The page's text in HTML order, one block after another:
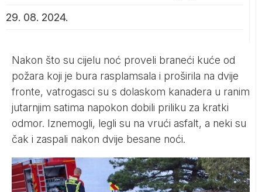
29. 08. 2024.
Nakon što su cijelu noć proveli braneći kuće od
požara koji je bura rasplamsala i proširila na dvije
fronte, vatrogasci su s dolaskom kanadera u ranim
jutarnjim satima napokon dobili priliku za kratki
odmor. Iznemogli, legli su na vrući asfalt, a neki su
čak i zaspali nakon dvije besane noći.